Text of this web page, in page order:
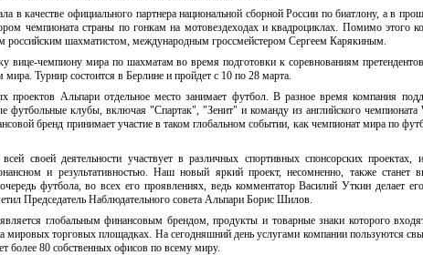
в качестве официального партнера национальной сборной России по биатлону, а в
чемпионата страны по гонкам на мотовездеходах и квадроциклах. Помимо этого
российским шахматистом, международным гроссмейстером Сергеем Карякиным.
вице-чемпиону мира по шахматам во время подготовки к соревнованиям
Турнир состоится в Берлине и пройдет с 10 по 28 марта.
проектов Альпари отдельное место занимает футбол. В разное время компания
футбольные клубы, включая "Спартак", "Зенит" и команду из английского чемпионата
бренд принимает участие в таком глобальном событии, как чемпионат мира по
своей деятельности участвует в различных спортивных спонсорских проектах,
и результативностью. Наш новый яркий проект, несомненно, также станет
футбола, во всех его проявлениях, ведь комментатор Василий Уткин делает
Председатель Наблюдательного совета Альпари Борис Шилов.
глобальным финансовым брендом, продукты и товарные знаки которого
мировых торговых площадках. На сегодняшний день услугами компании пользуются
более 80 собственных офисов по всему миру.